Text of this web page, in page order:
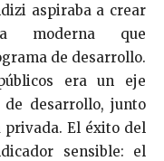
aspiraba a crear
moderna que
de desarrollo.
era un eje
desarrollo, junto
El éxito del
sensible: el